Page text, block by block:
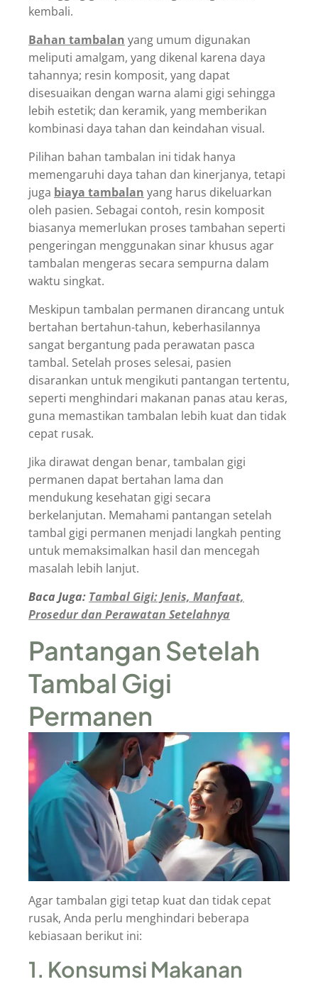
kembali.
Bahan tambalan yang umum digunakan
meliputi amalgam, yang dikenal karena daya
tahannya; resin komposit, yang dapat
disesuaikan dengan warna alami gigi sehingga
lebih estetik; dan keramik, yang memberikan
kombinasi daya tahan dan keindahan visual.
Pilihan bahan tambalan ini tidak hanya
memengaruhi daya tahan dan kinerjanya, tetapi
juga biaya tambalan yang harus dikeluarkan
oleh pasien. Sebagai contoh, resin komposit
biasanya memerlukan proses tambahan seperti
pengeringan menggunakan sinar khusus agar
tambalan mengeras secara sempurna dalam
waktu singkat.
Meskipun tambalan permanen dirancang untuk
bertahan bertahun-tahun, keberhasilannya
sangat bergantung pada perawatan pasca
tambal. Setelah proses selesai, pasien
disarankan untuk mengikuti pantangan tertentu,
seperti menghindari makanan panas atau keras,
guna memastikan tambalan lebih kuat dan tidak
cepat rusak.
Jika dirawat dengan benar, tambalan gigi
permanen dapat bertahan lama dan
mendukung kesehatan gigi secara
berkelanjutan. Memahami pantangan setelah
tambal gigi permanen menjadi langkah penting
untuk memaksimalkan hasil dan mencegah
masalah lebih lanjut.
Baca Juga: Tambal Gigi: Jenis, Manfaat,
Prosedur dan Perawatan Setelahnya
Pantangan Setelah
Tambal Gigi
Permanen
Agar tambalan gigi tetap kuat dan tidak cepat
rusak, Anda perlu menghindari beberapa
kebiasaan berikut ini:
1. Konsumsi Makanan